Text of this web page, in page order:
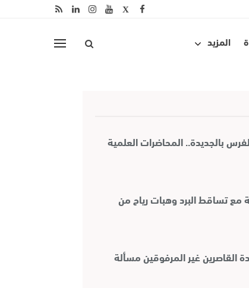
المزيد
لمعرض الفرس بالجديدة.. المحاضرات العلمية
مع تساقط البرد وهبات رياح من
القاصرين غير المرفوقين مسألة